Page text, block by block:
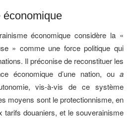
économique
économique considère la «
» comme une force politique qui
Il préconise de reconstituer les
économique d’une nation, ou a
vis-à-vis de ce système
moyens sont le protectionnisme, en
tarifs douaniers, et le souverainisme